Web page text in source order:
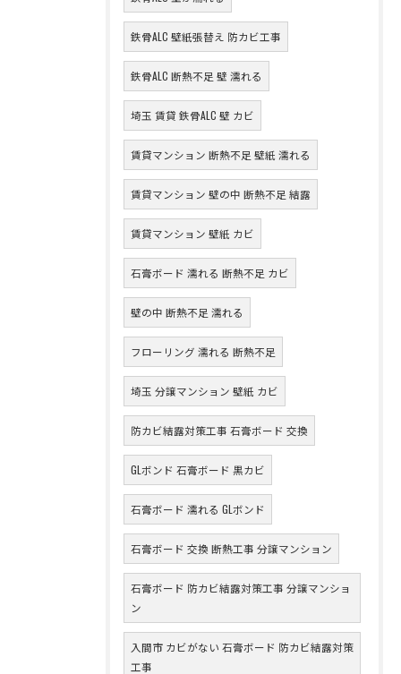
鉄骨ALC 壁紙張替え 防カビ工事
鉄骨ALC 断熱不足 壁 濡れる
埼玉 賃貸 鉄骨ALC 壁 カビ
賃貸マンション 断熱不足 壁紙 濡れる
賃貸マンション 壁の中 断熱不足 結露
賃貸マンション 壁紙 カビ
石膏ボード 濡れる 断熱不足 カビ
壁の中 断熱不足 濡れる
フローリング 濡れる 断熱不足
埼玉 分譲マンション 壁紙 カビ
防カビ結露対策工事 石膏ボード 交換
GLボンド 石膏ボード 黒カビ
石膏ボード 濡れる GLボンド
石膏ボード 交換 断熱工事 分譲マンション
石膏ボード 防カビ結露対策工事 分譲マンショ
ン
入間市 カビがない 石膏ボード 防カビ結露対策
工事